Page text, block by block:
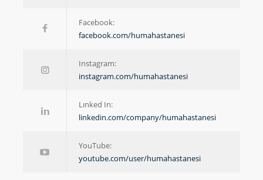
Facebook:
facebook.com/humahastanesi
Instagram:
instagram.com/humahastanesi
Lınked In:
linkedin.com/company/humahastanesi
YouTube:
youtube.com/user/humahastanesi